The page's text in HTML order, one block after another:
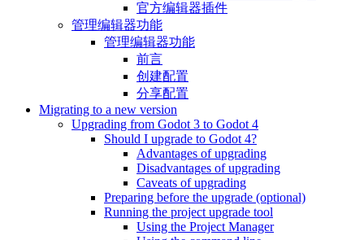
官方编辑器插件
管理编辑器功能
管理编辑器功能
前言
创建配置
分享配置
Migrating to a new version
Upgrading from Godot 3 to Godot 4
Should I upgrade to Godot 4?
Advantages of upgrading
Disadvantages of upgrading
Caveats of upgrading
Preparing before the upgrade (optional)
Running the project upgrade tool
Using the Project Manager